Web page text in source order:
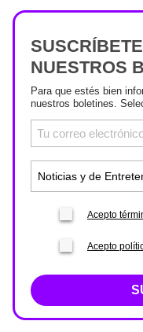
NUESTROS
Para que estés bien
nuestros boletines.
Acepto
Acepto